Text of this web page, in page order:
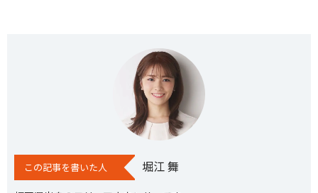
この記事を書いた人 堀江 舞